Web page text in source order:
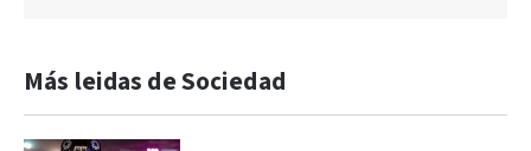
Más leidas de Sociedad